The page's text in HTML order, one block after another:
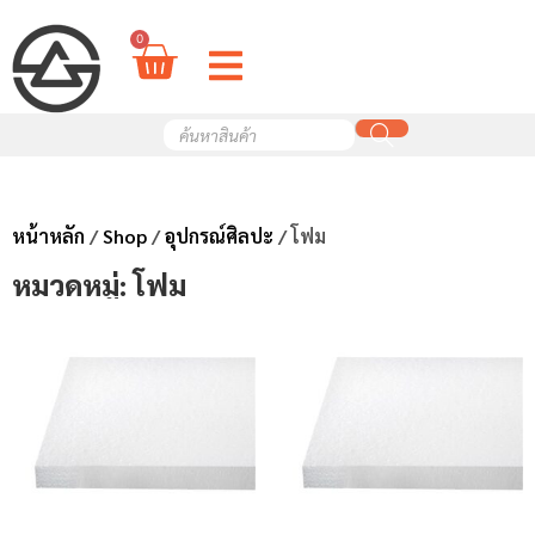
0
หน้าหลัก /Shop /อุปกรณ์ศิลปะ / โฟม
หมวดหมู่: โฟม